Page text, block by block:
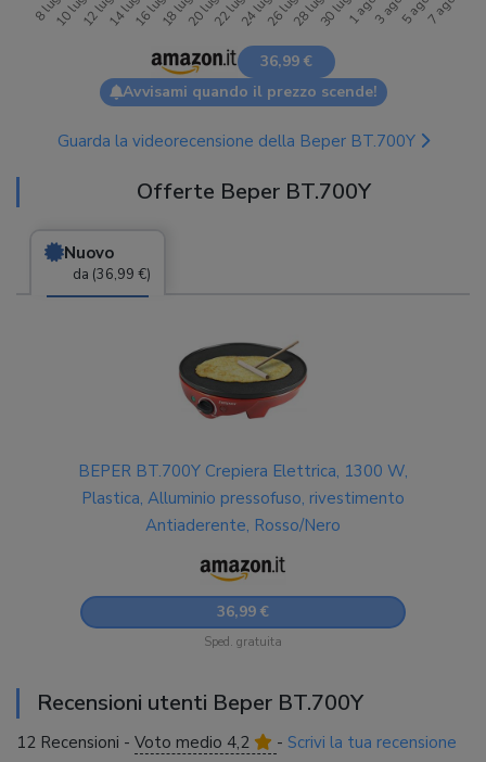
36,99 €
Avvisami quando il prezzo scende!
Guarda la videorecensione della Beper BT.700Y
Offerte Beper BT.700Y
Nuovo
da (36,99 €)
BEPER BT.700Y Crepiera Elettrica, 1300 W,
Plastica, Alluminio pressofuso, rivestimento
Antiaderente, Rosso/Nero
36,99 €
Sped. gratuita
Recensioni utenti Beper BT.700Y
12 Recensioni - Voto medio 4,2 - Scrivi la tua recensione